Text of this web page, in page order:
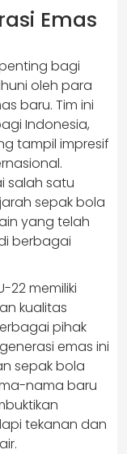
Emas
bagi
oleh para
baru. Tim ini
Indonesia,
tampil impresif
salah satu
sepak bola
yang telah
berbagai
22 memiliki
kualitas
pihak
emas ini
sepak bola
nama baru
tekanan dan